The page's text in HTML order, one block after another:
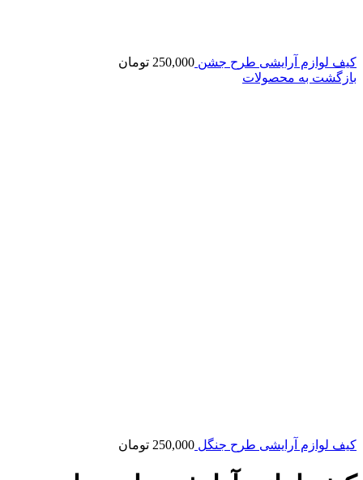
کیف لوازم آرایشی طرح جشن 250,000 تومان
بازگشت به محصولات
کیف لوازم آرایشی طرح جنگل 250,000 تومان